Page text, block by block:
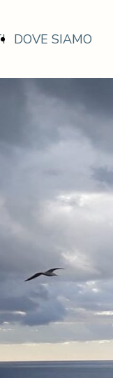
DOVE SIAMO